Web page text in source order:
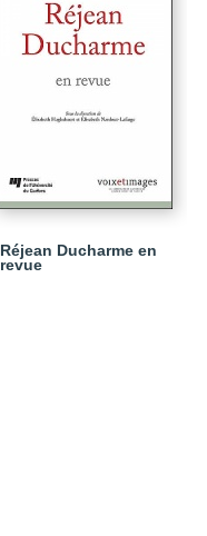
Réjean Ducharme en
revue